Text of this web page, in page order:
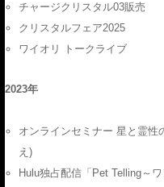
チャージクリスタル03販売
クリスタルフェア2025
ワイオリ トークライブ
2023年
オンラインセミナー 星と霊性
え)
Hulu独占配信「Pet Telling～